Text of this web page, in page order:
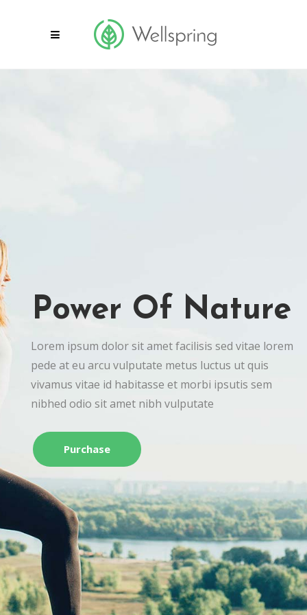
Power Of Nature
Lorem ipsum dolor sit amet facilisis sed vitae lorem
pede at eu arcu vulputate metus luctus ut quis
vivamus vitae id habitasse et morbi ipsutis sem
nibhed odio sit amet nibh vulputate
Purchase